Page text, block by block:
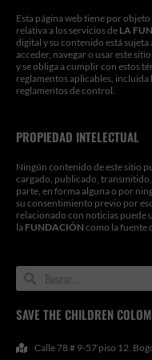
Esta página web tiene por
relativa a los servicios de LA
digital y su contenido está
acceder, navegar o usar este
y se obliga a cumplir con estos
reglamentos aplicables,
reglamentos de control.
PROPIEDAD INTELECTUAL
Ningún contenido de este sitio
cargado, publicado,
parte, en forma alguna o por
su consentimiento previo por
relacionado con noticias puede
la FUNDACIÓN como la fuente
SearchSearch
SAVE THE CHILDREN
Calle 78 # 9-57 piso 12.